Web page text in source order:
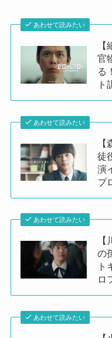
あわせて読みたい
官
る
ト
あわせて読みたい
徒
演
プ
あわせて読みたい
の
ト
ロ
あわせて読みたい